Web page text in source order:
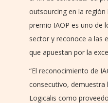
outsourcing en la región
premio IAOP es uno de
sector y reconoce a las
que apuestan por la
“El reconocimiento de
consecutivo, demuestra
Logicalis como